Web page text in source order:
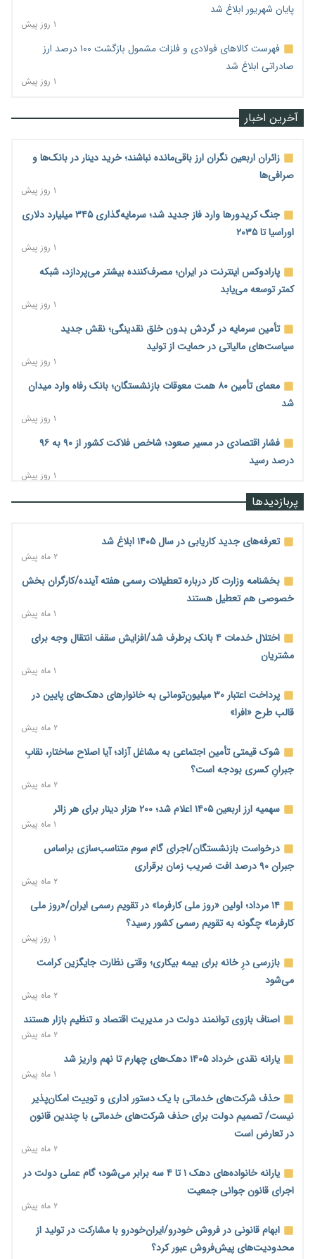
پایان شهریور ابلاغ شد
۱ روز پیش
فهرست کالاهای فولادی و فلزات مشمول بازگشت ۱۰۰ درصد ارز
صادراتی ابلاغ شد
۱ روز پیش
آخرین اخبار
زائران اربعین نگران ارز باقی‌مانده نباشند؛ خرید دینار در بانک‌ها و
صرافی‌ها
۱ روز پیش
جنگ کریدورها وارد فاز جدید شد؛ سرمایه‌گذاری ۳۴۵ میلیارد دلاری
اوراسیا تا ۲۰۳۵
۱ روز پیش
پارادوکس اینترنت در ایران؛ مصرف‌کننده بیشتر می‌پردازد، شبکه
کمتر توسعه می‌یابد
۱ روز پیش
تأمین سرمایه در گردش بدون خلق نقدینگی؛ نقش جدید
سیاست‌های مالیاتی در حمایت از تولید
۱ روز پیش
معمای تأمین ۸۰ همت معوقات بازنشستگان؛ بانک رفاه وارد میدان
شد
۱ روز پیش
فشار اقتصادی در مسیر صعود؛ شاخص فلاکت کشور از ۹۰ به ۹۶
درصد رسید
۱ روز پیش
رشد ۷۵ هزار میلیاردی بازار خرید اعتباری؛ فین‌تک‌ها وارد میدان
آغاز اجرای پایلوت «ردا کارت» برای دانشجویان تحصیلات تکمیلی
۱ روز پیش
محدودیت تازه برای شبکه بانکی؛ افزایش سپرده قانونی با هدف
کنترل تورم
۱ روز پیش
ترمز تولید خودرو کشیده شد؛ افت ۲۵ درصدی تیراژ ایران‌خودرو،
سایپا و پارس‌خودرو
۱ روز پیش
بنگاه‌داری بانک‌ها؛ مانع بزرگ خانه‌دار شدن مستأجران
نماینده مجلس: توسعه مرزهای زمینی به راهبرد تأمین کالاهای
اساسی تبدیل شود
۱ روز پیش
خانه کارگر قزوین: شکاف دستمزد و هزینه معیشت هر روز عمیق‌تر
می‌شود
۱ روز پیش
رئیس سازمان امور مالیاتی: بلاگرهای پردرآمد مشمول پرداخت
مالیات هستند
۱ روز پیش
پیش‌بینی افزایش تولید برنج؛ نیاز وارداتی کشور به ۵۰۰ هزار تن
کاهش می‌یابد
۱ روز پیش
امضای تفاهم‌نامه تجاری ایران و پاکستان؛ هدف‌گذاری تجارت ۱۰
اختیارات جدید گمرکات برای تمدید ورود موقت کالا و خودرو تا
پایان شهریور ابلاغ شد
۱ روز پیش
مرحله سیزدهم کالابرگ در سایه تورم؛ قدرت خرید یارانه یک‌میلیونی
۱۴ مرداد؛ اولین «روز ملی کارفرما» در تقویم رسمی ایران/«روز ملی
پربازدیدها
تعرفه‌های جدید کاریابی در سال ۱۴۰۵ ابلاغ شد
۲ ماه پیش
بخشنامه وزارت کار درباره تعطیلات رسمی هفته آینده/کارگران بخش
خصوصی هم تعطیل هستند
۱ ماه پیش
اختلال خدمات ۴ بانک برطرف شد/افزایش سقف انتقال وجه برای
مشتریان
۱ ماه پیش
پرداخت اعتبار ۳۰ میلیون‌تومانی به خانوارهای دهک‌های پایین در
قالب طرح «افرا»
۲ ماه پیش
شوک قیمتی تأمین اجتماعی به مشاغل آزاد؛ آیا اصلاح ساختار، نقابِ
جبرانِ کسری بودجه است؟
۲ ماه پیش
سهمیه ارز اربعین ۱۴۰۵ اعلام شد؛ ۲۰۰ هزار دینار برای هر زائر
۱ ماه پیش
درخواست بازنشستگان/اجرای گام سوم متناسب‌سازی براساس
جبران ۹۰ درصد افت ضریب زمان برقراری
۲ ماه پیش
۱۴ مرداد؛ اولین «روز ملی کارفرما» در تقویم رسمی ایران/«روز ملی
کارفرما» چگونه به تقویم رسمی کشور رسید؟
۱ روز پیش
بازرسی درِ خانه برای بیمه بیکاری؛ وقتی نظارت جایگزین کرامت
می‌شود
۲ ماه پیش
اصناف بازوی توانمند دولت در مدیریت اقتصاد و تنظیم بازار هستند
۲ ماه پیش
یارانه نقدی خرداد ۱۴۰۵ دهک‌های چهارم تا نهم واریز شد
۱ ماه پیش
حذف شرکت‌های خدماتی با یک دستور اداری و توییت امکان‌پذیر
نیست/ تصمیم دولت برای حذف شرکت‌های خدماتی با چندین قانون
در تعارض است
۲ ماه پیش
یارانه خانواده‌های دهک ۱ تا ۴ سه برابر می‌شود؛ گام عملی دولت در
اجرای قانون جوانی جمعیت
۲ ماه پیش
ابهام قانونی در فروش خودرو/ایران‌خودرو با مشارکت در تولید از
محدودیت‌های پیش‌فروش عبور کرد؟